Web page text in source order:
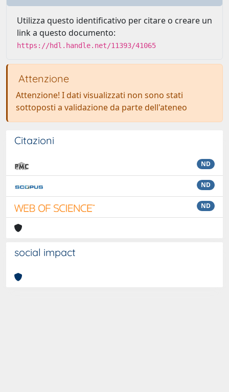
Utilizza questo identificativo per citare o creare un
link a questo documento:
https://hdl.handle.net/11393/41065
Attenzione
Attenzione! I dati visualizzati non sono stati
sottoposti a validazione da parte dell'ateneo
Citazioni
ND
ND
ND
social impact